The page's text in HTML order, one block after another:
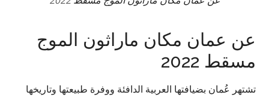
عن عمان مكان ماراثون الموج
مسقط 2022
تشتهر عُمان بضيافتها العربية الدافئة ووفرة طبيعتها وتاريخها